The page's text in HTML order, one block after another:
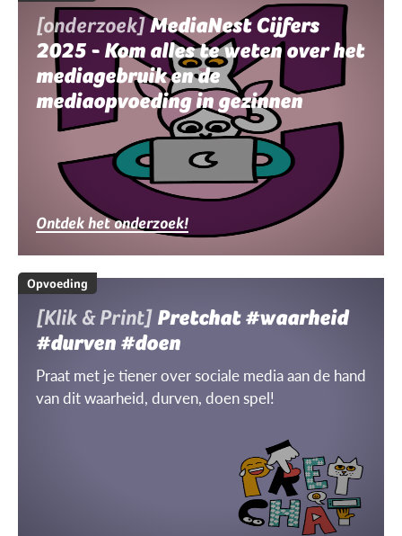
[onderzoek]MediaNest Cijfers
2025 - Kom alles te weten over het
mediagebruik en de
mediaopvoeding in gezinnen
Ontdek het onderzoek!
Opvoeding
[Klik & Print] Pretchat #waarheid
#durven #doen
Praat met je tiener over sociale media aan de hand
van dit waarheid, durven, doen spel!